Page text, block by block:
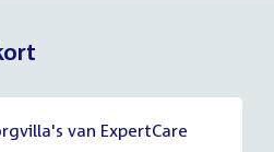
van ExpertCare